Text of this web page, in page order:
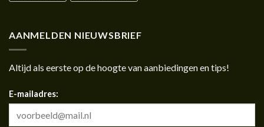
AANMELDEN NIEUWSBRIEF
Altijd als eerste op de hoogte van aanbiedingen en tips!
E-mailadres: